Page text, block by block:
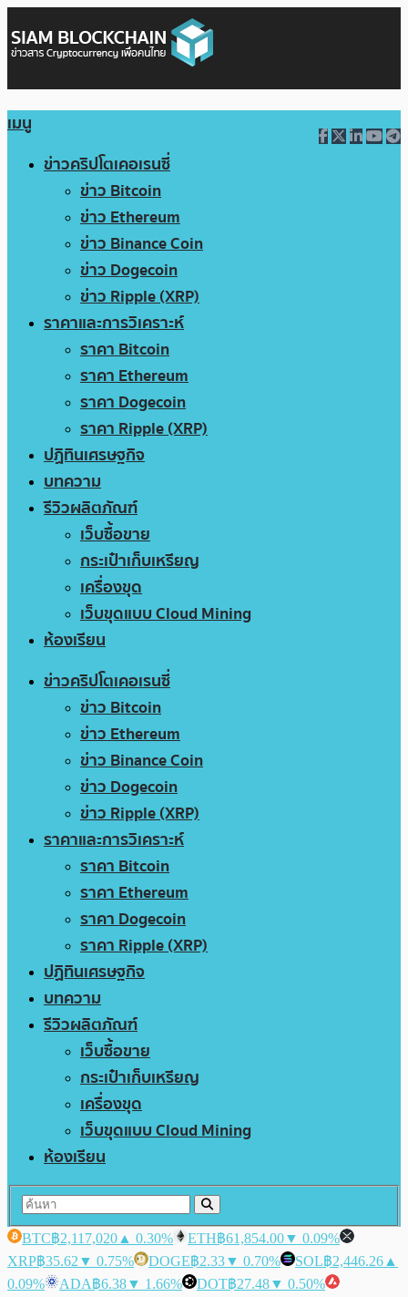
เมนู
ข่าวคริปโตเคอเรนซี่
ข่าว Bitcoin
ข่าว Ethereum
ข่าว Binance Coin
ข่าว Dogecoin
ข่าว Ripple (XRP)
ราคาและการวิเคราะห์
ราคา Bitcoin
ราคา Ethereum
ราคา Dogecoin
ราคา Ripple (XRP)
ปฏิทินเศรษฐกิจ
บทความ
รีวิวผลิตภัณฑ์
เว็บซื้อขาย
กระเป๋าเก็บเหรียญ
เครื่องขุด
เว็บขุดแบบ Cloud Mining
ห้องเรียน
ข่าวคริปโตเคอเรนซี่
ข่าว Bitcoin
ข่าว Ethereum
ข่าว Binance Coin
ข่าว Dogecoin
ข่าว Ripple (XRP)
ราคาและการวิเคราะห์
ราคา Bitcoin
ราคา Ethereum
ราคา Dogecoin
ราคา Ripple (XRP)
ปฏิทินเศรษฐกิจ
บทความ
รีวิวผลิตภัณฑ์
เว็บซื้อขาย
กระเป๋าเก็บเหรียญ
เครื่องขุด
เว็บขุดแบบ Cloud Mining
ห้องเรียน
BTC฿2,117,020 ▲ 0.30% ETH฿61,854.00▼ 0.09%
XRP฿35.62 ▼ 0.75% DOGE฿2.33▼ 0.70% SOL฿2,446.26 ▲
0.09%
ADA฿6.38▼ 1.66% DOT฿27.48▼ 0.50%